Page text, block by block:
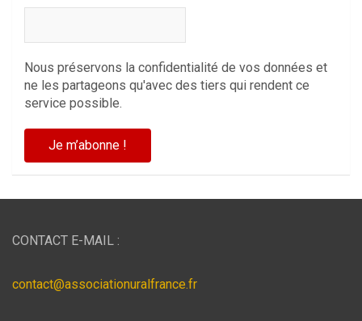
Nous préservons la confidentialité de vos données et
ne les partageons qu'avec des tiers qui rendent ce
service possible.
CONTACT E-MAIL :
contact@associationuralfrance.fr